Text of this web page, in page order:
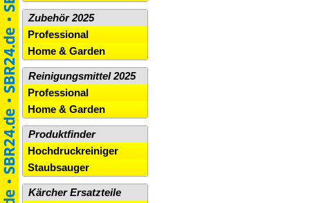
Zubehör 2025
Professional
Home & Garden
Reinigungsmittel 2025
Professional
Home & Garden
Produktfinder
Hochdruckreiniger
Staubsauger
Kärcher Ersatzteile